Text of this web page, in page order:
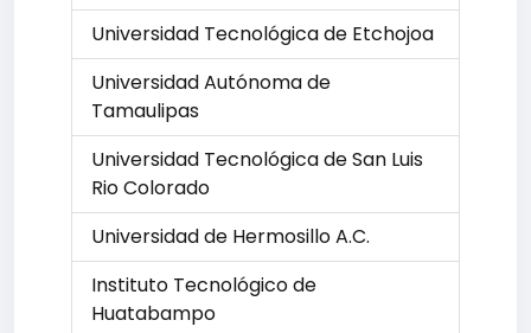
Universidad Tecnológica de Etchojoa
Universidad Autónoma de
Tamaulipas
Universidad Tecnológica de San Luis
Rio Colorado
Universidad de Hermosillo A.C.
Instituto Tecnológico de
Huatabampo